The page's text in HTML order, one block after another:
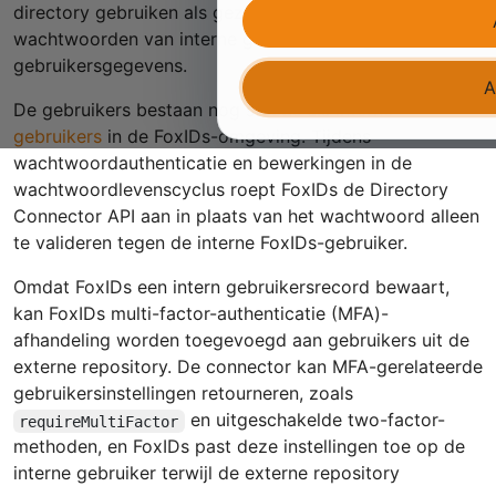
directory gebruiken als gezaghebbende bron voor
wachtwoorden van interne gebruikers en geselecteerde
gebruikersgegevens.
De gebruikers bestaan nog steeds alsinterne
gebruikers in de FoxIDs-omgeving. Tijdens
wachtwoordauthenticatie en bewerkingen in de
wachtwoordlevenscyclus roept FoxIDs de Directory
Connector API aan in plaats van het wachtwoord alleen
te valideren tegen de interne FoxIDs-gebruiker.
Omdat FoxIDs een intern gebruikersrecord bewaart,
kan FoxIDs multi-factor-authenticatie (MFA)-
afhandeling worden toegevoegd aan gebruikers uit de
externe repository. De connector kan MFA-gerelateerde
gebruikersinstellingen retourneren, zoals
requireMultiFactor
en uitgeschakelde two-factor-
methoden, en FoxIDs past deze instellingen toe op de
interne gebruiker terwijl de externe repository